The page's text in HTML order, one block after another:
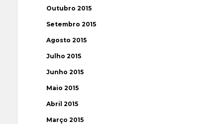
Outubro 2015
Setembro 2015
Agosto 2015
Julho 2015
Junho 2015
Maio 2015
Abril 2015
Março 2015